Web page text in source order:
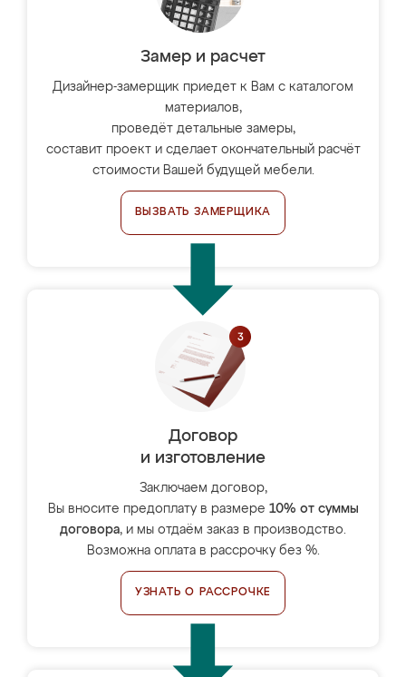
Замер и расчет
Дизайнер-замерщик приедет к Вам с каталогом
материалов,
проведёт детальные замеры,
составит проект и сделает окончательный расчёт
стоимости Вашей будущей мебели.
ВЫЗВАТЬ ЗАМЕРЩИКА
Договор
и изготовление
Заключаем договор,
Вы вносите предоплату в размере 10% от суммы
договора, и мы отдаём заказ в производство.
Возможна оплата в рассрочку без %.
УЗНАТЬ О РАССРОЧКЕ